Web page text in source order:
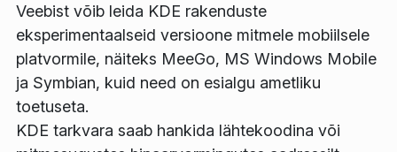
Veebist võib leida KDE rakenduste
eksperimentaalseid versioone mitmele mobiilsele
platvormile, näiteks MeeGo, MS Windows Mobile
ja Symbian, kuid need on esialgu ametliku
toetuseta.
KDE tarkvara saab hankida lähtekoodina või